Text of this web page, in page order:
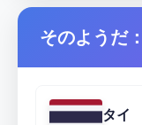
そのようだ：
タイ